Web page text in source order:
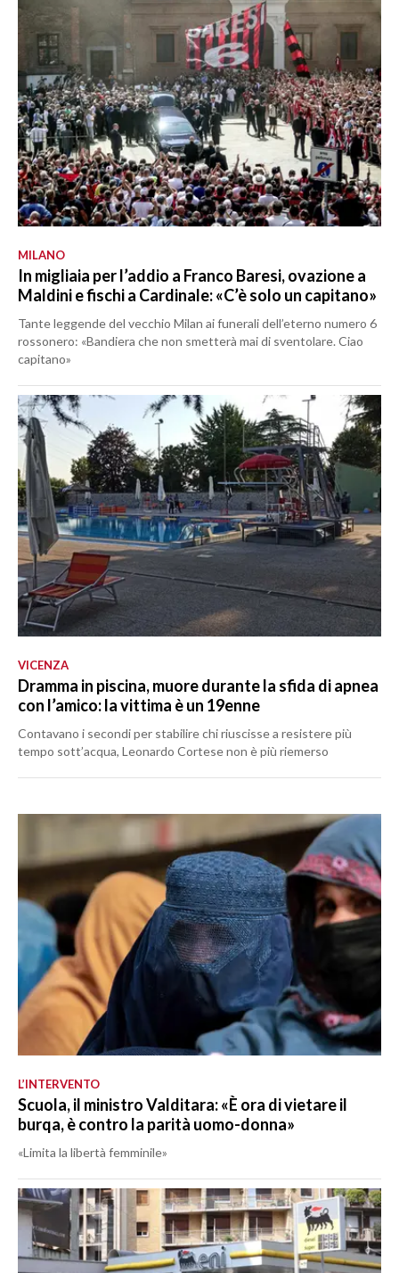
MILANO
In migliaia per l’addio a Franco Baresi, ovazione a
Maldini e fischi a Cardinale: «C’è solo un capitano»
Tante leggende del vecchio Milan ai funerali dell’eterno numero 6
rossonero: «Bandiera che non smetterà mai di sventolare. Ciao
capitano»
VICENZA
Dramma in piscina, muore durante la sfida di apnea
con l’amico: la vittima è un 19enne
Contavano i secondi per stabilire chi riuscisse a resistere più
tempo sott’acqua, Leonardo Cortese non è più riemerso
L’INTERVENTO
Scuola, il ministro Valditara: «È ora di vietare il
burqa, è contro la parità uomo-donna»
«Limita la libertà femminile»